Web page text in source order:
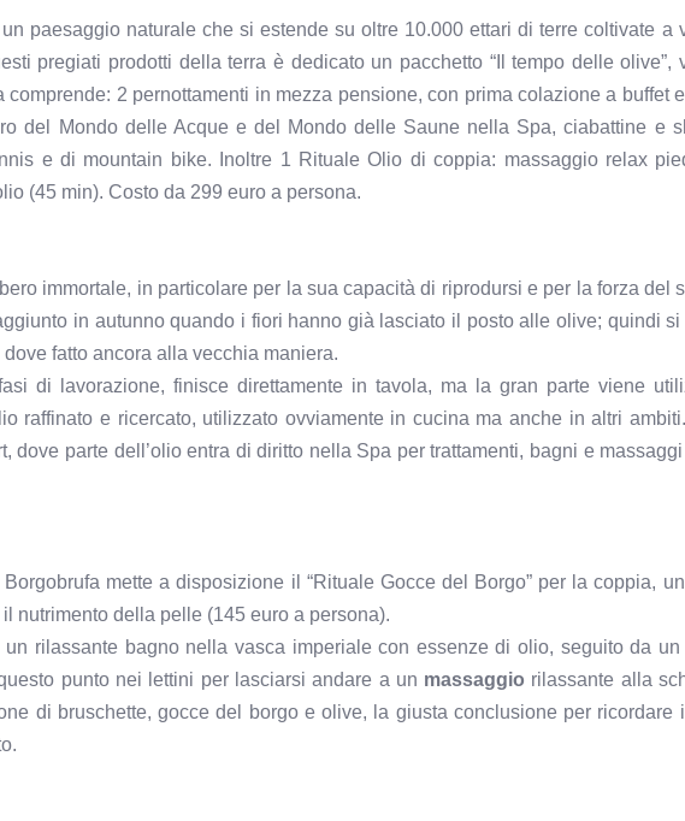
paesaggio naturale che si estende su oltre 10.000 ettari di terre coltivate a
pregiati prodotti della terra è dedicato un pacchetto “Il tempo delle olive”,
comprende: 2 pernottamenti in mezza pensione, con prima colazione a buffet
del Mondo delle Acque e del Mondo delle Saune nella Spa, ciabattine e
e di mountain bike. Inoltre 1 Rituale Olio di coppia: massaggio relax
(45 min). Costo da 299 euro a persona.
immortale, in particolare per la sua capacità di riprodursi e per la forza del
in autunno quando i fiori hanno già lasciato il posto alle olive; quindi si
fatto ancora alla vecchia maniera.
di lavorazione, finisce direttamente in tavola, ma la gran parte viene
raffinato e ricercato, utilizzato ovviamente in cucina ma anche in altri
dove parte dell’olio entra di diritto nella Spa per trattamenti, bagni e
mette a disposizione il “Rituale Gocce del Borgo” per la coppia,
nutrimento della pelle (145 euro a persona).
un rilassante bagno nella vasca imperiale con essenze di olio, seguito da
punto nei lettini per lasciarsi andare a un massaggio rilassante alla
di bruschette, gocce del borgo e olive, la giusta conclusione per ricordare